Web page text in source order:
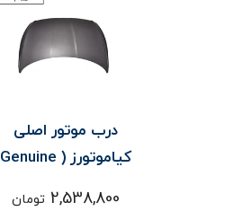
درب موتور اصلی
کیاموتورز ( Genuine
2,538,800 تومان